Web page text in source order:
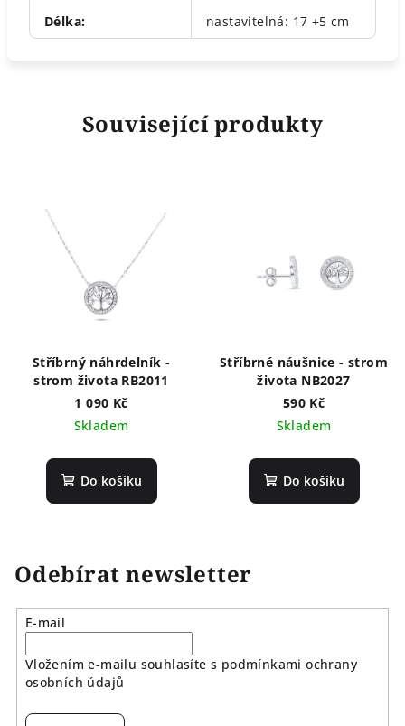
Délka: nastavitelná: 17 +5 cm
Související produkty
Stříbrný náhrdelník -
strom života RB2011
1 090 Kč
Skladem
Do košíku
Stříbrné náušnice - strom
života NB2027
590 Kč
Skladem
Do košíku
Odebírat newsletter
E-mail
Vložením e-mailu souhlasíte s podmínkami ochrany
osobních údajů